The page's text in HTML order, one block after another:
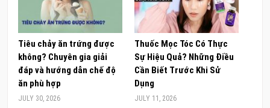
Tiêu chảy ăn trứng được
không? Chuyên gia giải
đáp và hướng dẫn chế độ
ăn phù hợp
JULY 30, 2026
Thuốc Mọc Tóc Có Thực
Sự Hiệu Quả? Những Điều
Cần Biết Trước Khi Sử
Dụng
JULY 11, 2026